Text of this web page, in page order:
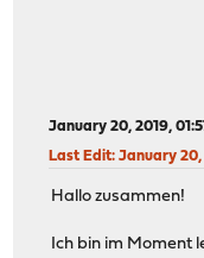
January 20, 2019,
Last Edit: January 20,
Hallo zusammen!
Ich bin im Moment